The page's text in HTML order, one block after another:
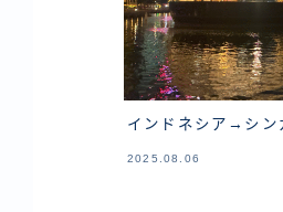
インドネシア→シン
2025.08.06